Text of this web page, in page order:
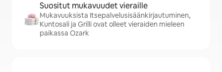
Suositut mukavuudet vieraille
Mukavuuksista Itsepalvelusisäänkirjautuminen,
Kuntosali ja Grilli ovat olleet vieraiden mieleen
paikassa Ozark